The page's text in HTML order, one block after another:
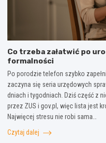
Co trzeba załatwić po
formalności
Po porodzie telefon szybko
zaczyna się seria urzędowych
dniach i tygodniach. Dziś część z
przez ZUS i gov.pl, więc lista jest
Najwięcej stresu nie robi sama…
Czytaj dalej